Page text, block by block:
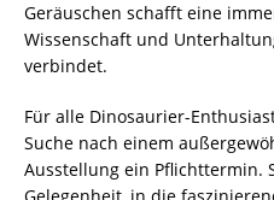
Geräuschen schafft eine
Wissenschaft und
verbindet.
Für alle Dinosaurier-
Suche nach einem
Ausstellung ein Pflichttermin.